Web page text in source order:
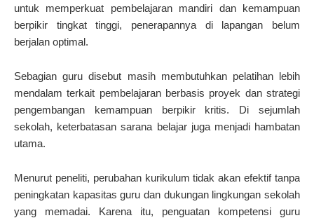
untuk memperkuat pembelajaran mandiri dan kemampuan
berpikir tingkat tinggi, penerapannya di lapangan belum
berjalan optimal.
Sebagian guru disebut masih membutuhkan pelatihan lebih
mendalam terkait pembelajaran berbasis proyek dan strategi
pengembangan kemampuan berpikir kritis. Di sejumlah
sekolah, keterbatasan sarana belajar juga menjadi hambatan
utama.
Menurut peneliti, perubahan kurikulum tidak akan efektif tanpa
peningkatan kapasitas guru dan dukungan lingkungan sekolah
yang memadai. Karena itu, penguatan kompetensi guru